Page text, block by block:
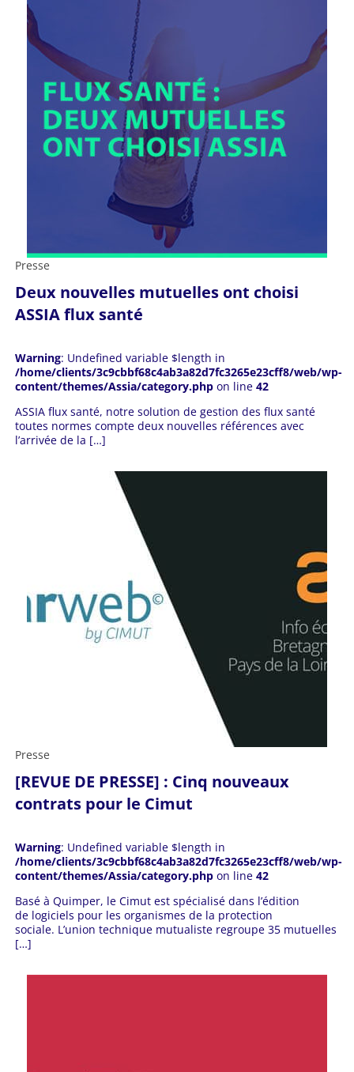
Presse
Deux nouvelles mutuelles ont choisi
ASSIA flux santé
Warning: Undefined variable $length in
/home/clients/3c9cbbf68c4ab3a82d7fc3265e23cff8/web/wp-
content/themes/Assia/category.phpon line 42
ASSIA flux santé, notre solution de gestion des flux santé
toutes normes compte deux nouvelles références avec
l’arrivée de la […]
Presse
[REVUE DE PRESSE] : Cinq nouveaux
contrats pour le Cimut
Warning: Undefined variable $length in
/home/clients/3c9cbbf68c4ab3a82d7fc3265e23cff8/web/wp-
content/themes/Assia/category.phpon line 42
Basé à Quimper, le Cimut est spécialisé dans l’édition
de logiciels pour les organismes de la protection
sociale. L’union technique mutualiste regroupe 35 mutuelles
[…]